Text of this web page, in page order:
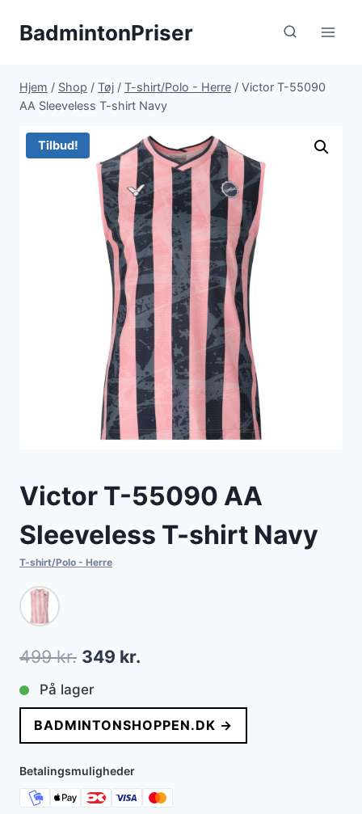
BadmintonPriser
Hjem / Shop / Tøj / T-shirt/Polo - Herre / Victor T-55090
AA Sleeveless T-shirt Navy
Tilbud!
Victor T-55090 AA
Sleeveless T-shirt Navy
T-shirt/Polo - Herre
499kr. Den
oprindelige
pris
var:
499 kr..
349 kr.
pris
er:
På lager
BADMINTONSHOPPEN.DK →
Betalingsmuligheder